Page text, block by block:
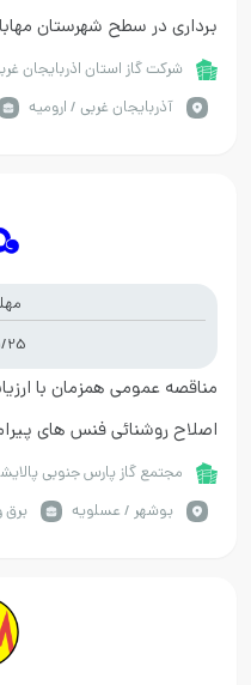
برداری در سطح شهرستان
شرکت گاز استان اذربایجان
آذربايجان غربي / ارومیه
25
مناقصه عمومی همزمان با
اصلاح روشنائی فنس های
مجتمع گاز پارس جنوبی
بوشهر / عسلویه